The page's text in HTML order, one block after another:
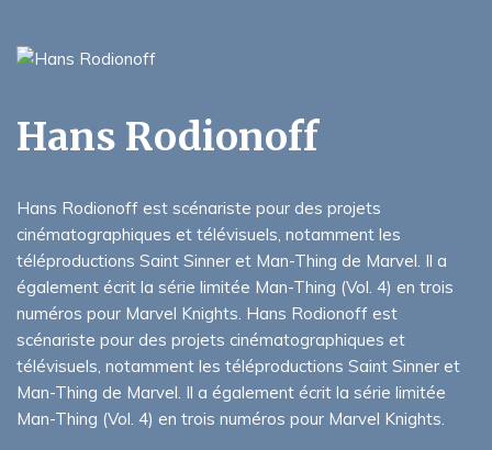
Hans Rodionoff
Hans Rodionoff est scénariste pour des projets
cinématographiques et télévisuels, notamment les
téléproductions Saint Sinner et Man-Thing de Marvel. Il a
également écrit la série limitée Man-Thing (Vol. 4) en trois
numéros pour Marvel Knights. Hans Rodionoff est
scénariste pour des projets cinématographiques et
télévisuels, notamment les téléproductions Saint Sinner et
Man-Thing de Marvel. Il a également écrit la série limitée
Man-Thing (Vol. 4) en trois numéros pour Marvel Knights.